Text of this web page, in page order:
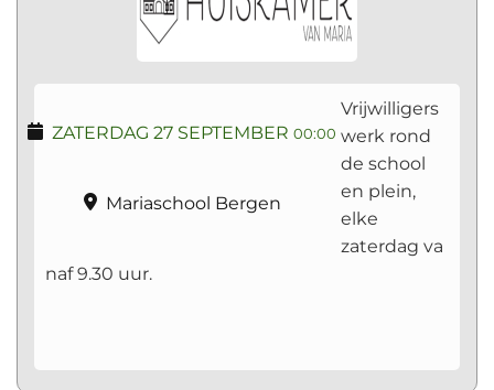
ZATERDAG 27 SEPTEMBER 00:00
Mariaschool Bergen
Vrijwilligers
werk rond
de school
en plein,
elke
zaterdag va
naf 9.30 uur.